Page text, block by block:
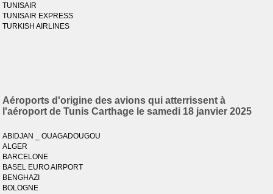
TUNISAIR
TUNISAIR EXPRESS
TURKISH AIRLINES
Aéroports d'origine des avions qui atterrissent à
l'aéroport de Tunis Carthage le samedi 18 janvier 2025
ABIDJAN _ OUAGADOUGOU
ALGER
BARCELONE
BASEL EURO AIRPORT
BENGHAZI
BOLOGNE